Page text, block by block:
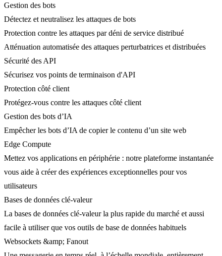
Gestion des bots
Détectez et neutralisez les attaques de bots
Protection contre les attaques par déni de service distribué
Atténuation automatisée des attaques perturbatrices et distribuées
Sécurité des API
Sécurisez vos points de terminaison d'API
Protection côté client
Protégez-vous contre les attaques côté client
Gestion des bots d’IA
Empêcher les bots d’IA de copier le contenu d’un site web
Edge Compute
Mettez vos applications en périphérie : notre plateforme instantanée
vous aide à créer des expériences exceptionnelles pour vos
utilisateurs
Bases de données clé-valeur
La bases de données clé-valeur la plus rapide du marché et aussi
facile à utiliser que vos outils de base de données habituels
Websockets &amp; Fanout